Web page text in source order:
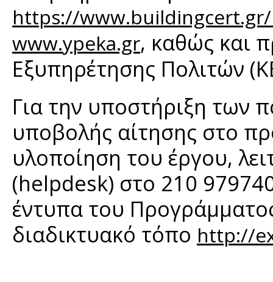
https://
www.ypeka.gr, καθώς και
Εξυπηρέτησης Πολιτών
Για την υποστήριξη των
υποβολής αίτησης στο
υλοποίηση του έργου,
(helpdesk) στο 210
έντυπα του
διαδικτυακό τόπο http://